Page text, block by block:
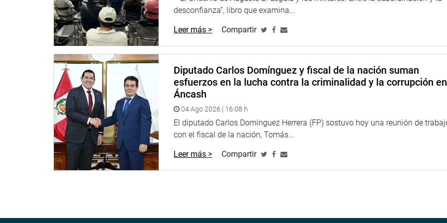
Hay una enorme responsabilidad por parte de las autoridades actuales y futuras para solucionar los problemas
que por años afectó a los miembros de la Policía Nacional del Perú. Este logro en el Congreso de la República ha
sido un primer paso para la tranquilidad de mis hermanos policías. Y demuestra que cuando hay voluntad se
puede lograr solucionar cualquier problema”, sostuvo Azurin Loayza.
DESPACHO CONGRESAL
desconfianza”, libro que examina...
Leer más > Compartir
Diputado Carlos Domínguez y fiscal de la nación suman
esfuerzos en la lucha contra la criminalidad y la corrupción en
Áncash
04 Ago 2026 | 16:08 h
El diputado Carlos Domínguez Herrera (FP) sostuvo hoy una reunión de
con el fiscal de la nación, Tomás...
Leer más > Compartir